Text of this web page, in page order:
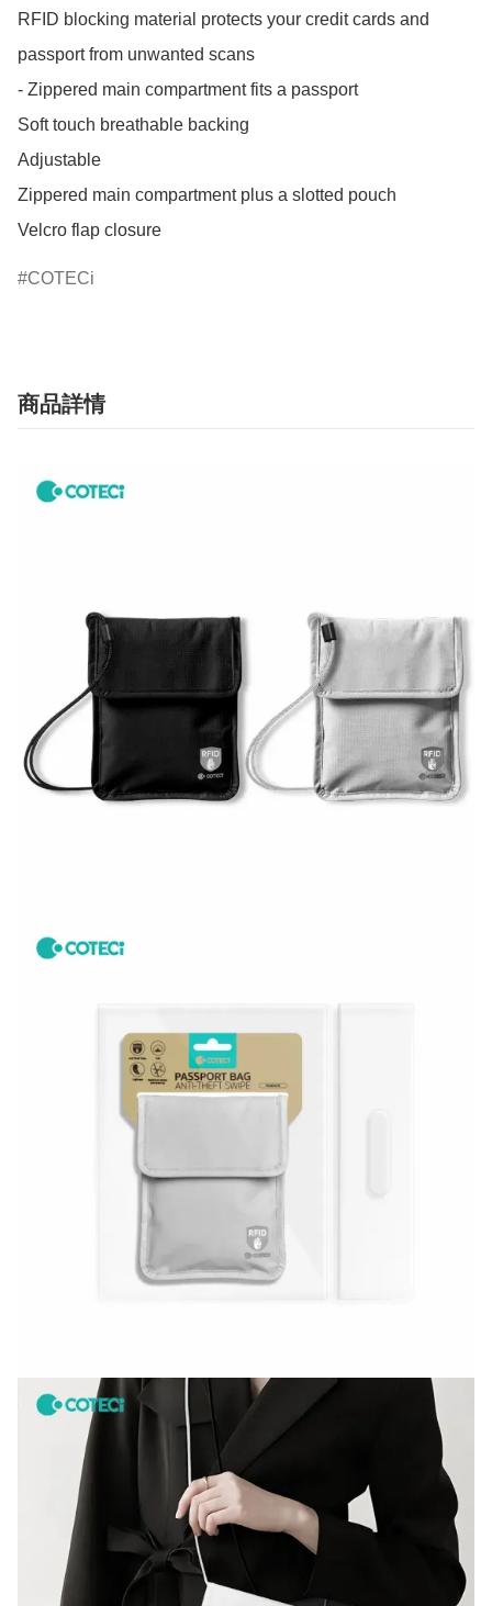
RFID blocking material protects your credit cards and
passport from unwanted scans
- Zippered main compartment fits a passport
Soft touch breathable backing
Adjustable
Zippered main compartment plus a slotted pouch
Velcro flap closure
COTECi
商品詳情